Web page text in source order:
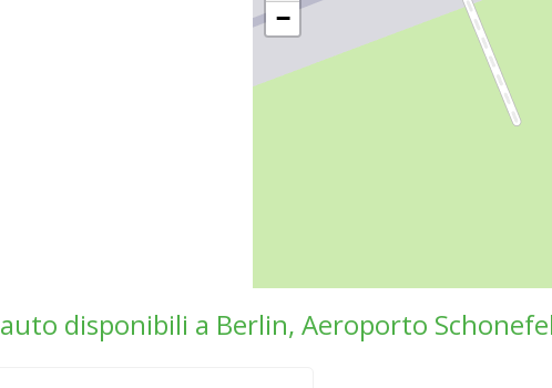
−
disponibili a Berlin, Aeroporto